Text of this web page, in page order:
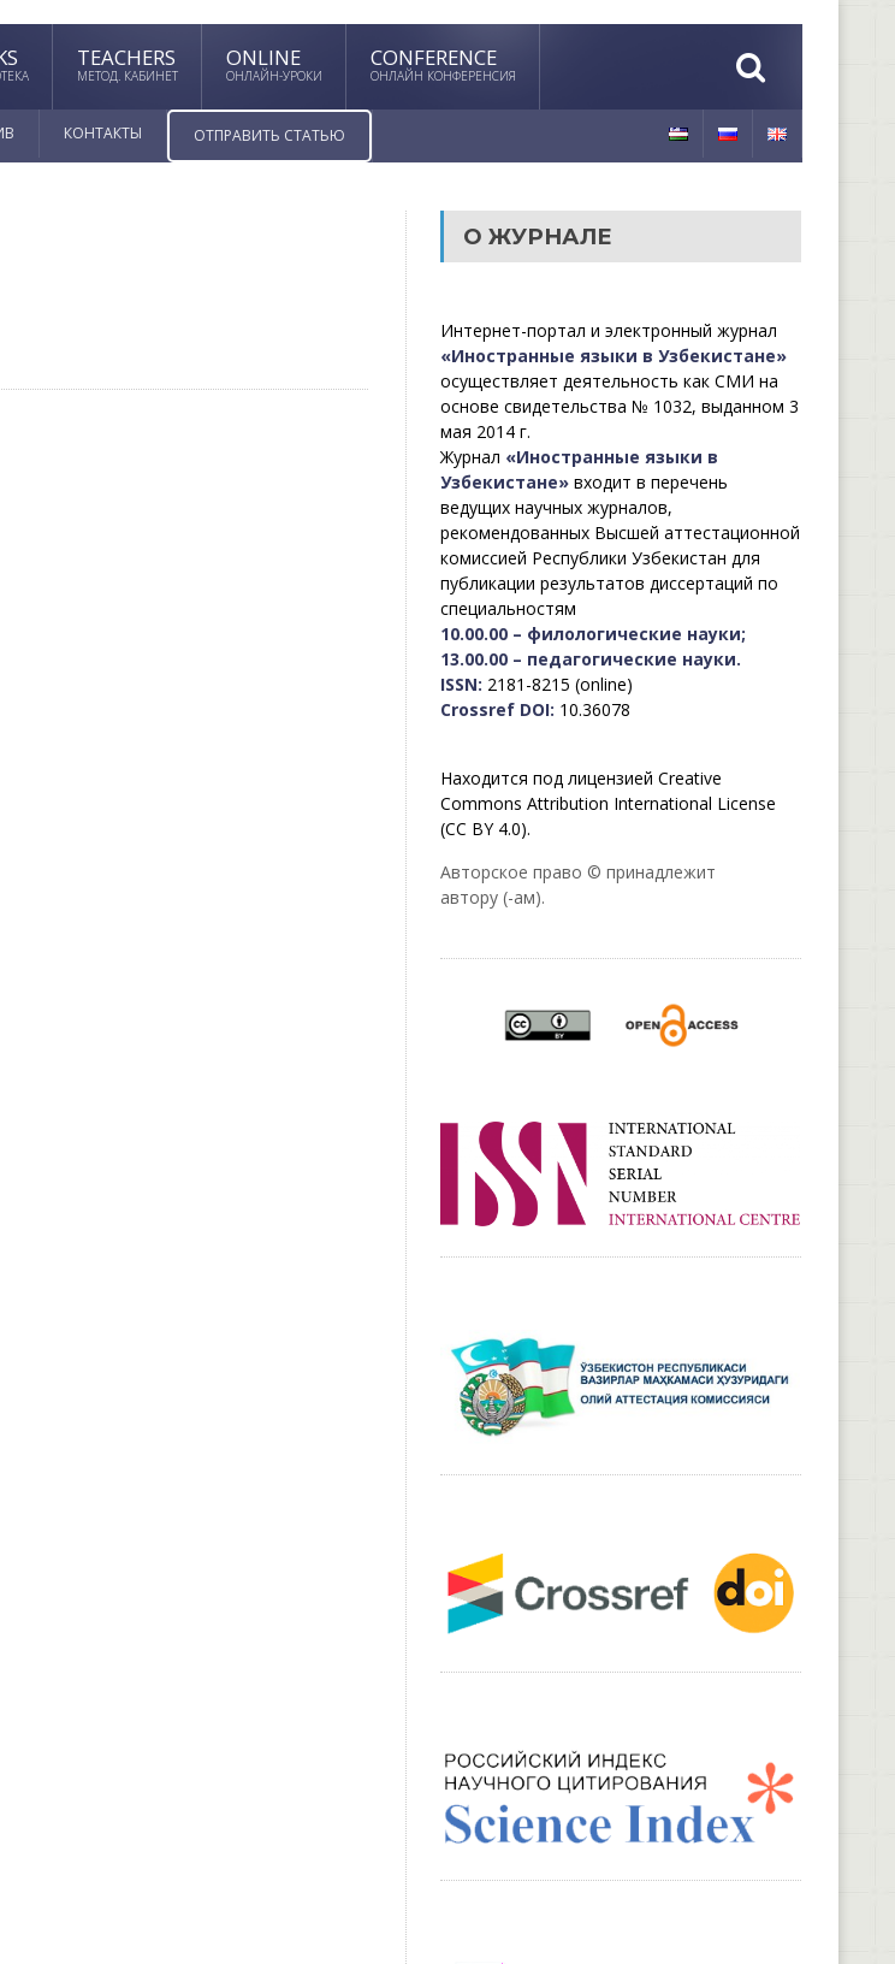
TEACHERS
МЕТОД. КАБИНЕТ
ONLINE
ОНЛАЙН-УРОКИ
CONFERENCE
ОНЛАЙН КОНФЕРЕНСИЯ
КОНТАКТЫ ОТПРАВИТЬ СТАТЬЮ
О ЖУРНАЛЕ
Интернет-портал и электронный журнал
«Иностранные языки в Узбекистане»
осуществляет деятельность как СМИ на
основе свидетельства № 1032, выданном 3
мая 2014 г.
Журнал «Иностранные языки в
Узбекистане»входит в перечень
ведущих научных журналов,
рекомендованных Высшей аттестационной
комиссией Республики Узбекистан для
публикации результатов диссертаций по
специальностям
10.00.00 – филологические науки;
13.00.00 – педагогические науки.
ISSN: 2181-8215 (online)
Crossref DOI: 10.36078
Находится под лицензией Creative
Commons Attribution International License
(CC BY 4.0).
Авторское право © принадлежит
автору (-ам).